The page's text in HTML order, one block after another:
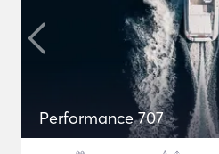
Performance 707